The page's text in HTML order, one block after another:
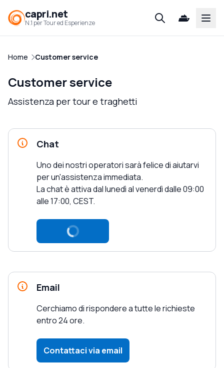
capri.net
N.1 per Tour ed Esperienze
Home Customer service
Customer service
Assistenza per tour e traghetti
Chat
Uno dei nostri operatori sarà felice di aiutarvi
per un'assistenza immediata.
La chat è attiva dal lunedì al venerdì dalle 09:00
alle 17:00, CEST.
Loading...
Email
Cerchiamo di rispondere a tutte le richieste
entro 24 ore.
Contattaci via email